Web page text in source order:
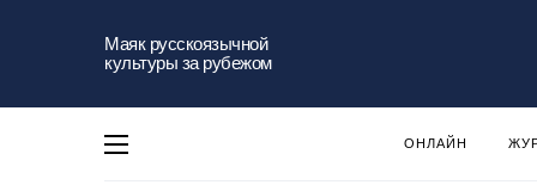
Маяк русскоязычной
культуры за рубежом
ОНЛАЙН